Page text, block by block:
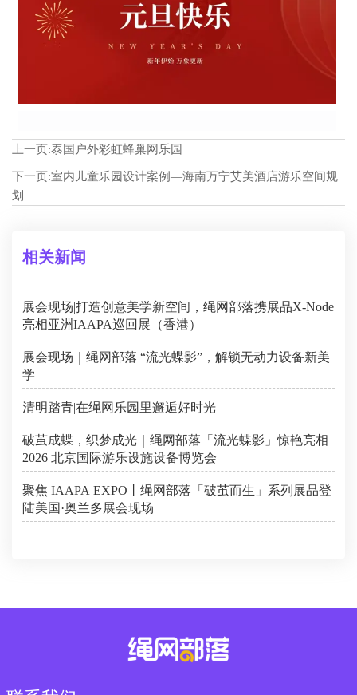
上一页:泰国户外彩虹蜂巢网乐园
下一页:室内儿童乐园设计案例—海南万宁艾美酒店游乐空间规
划
相关新闻
展会现场|打造创意美学新空间，绳网部落携展品X-Node
亮相亚洲IAAPA巡回展（香港）
展会现场｜绳网部落 “流光蝶影”，解锁无动力设备新美
学
清明踏青|在绳网乐园里邂逅好时光
破茧成蝶，织梦成光｜绳网部落「流光蝶影」惊艳亮相
2026 北京国际游乐设施设备博览会
聚焦 IAAPA EXPO丨绳网部落「破茧而生」系列展品登
陆美国·奥兰多展会现场